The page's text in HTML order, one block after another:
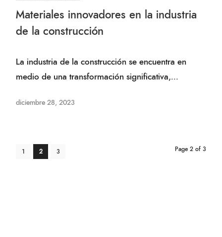
Materiales innovadores en la industria
de la construcción
La industria de la construcción se encuentra en
medio de una transformación significativa,...
diciembre 28, 2023
1 2 3 Page 2 of 3